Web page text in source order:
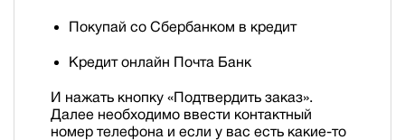
Покупай со Сбербанком в кредит
Кредит онлайн Почта Банк
И нажать кнопку «Подтвердить заказ».
Далее необходимо ввести контактный
номер телефона и если у вас есть какие-то